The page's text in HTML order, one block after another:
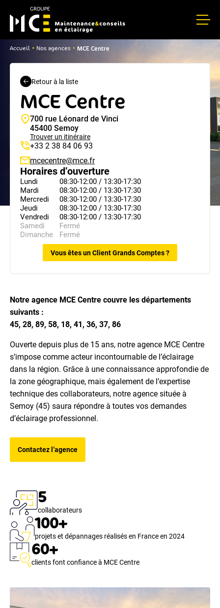
Accueil • Nos agences • MCE Centre
Retour à la liste
MCE Centre
700 rue Léonard de Vinci
45400 Semoy
Trouver un itinéraire
+33 2 38 84 06 93
mcecentre@mce.fr
Horaires d’ouverture
Lundi
08:30-12:00 / 13:30-17:30
Mardi
08:30-12:00 / 13:30-17:30
Mercredi
08:30-12:00 / 13:30-17:30
Jeudi
08:30-12:00 / 13:30-17:30
Vendredi
08:30-12:00 / 13:30-17:30
Samedi
Fermé
Dimanche
Fermé
Vous êtes un Client Grands Comptes ?
Notre agence MCE Centre couvre les départements
suivants :
45, 28, 89, 58, 18, 41, 36, 37, 86
Ouverte depuis plus de 15 ans, notre agence MCE Centre
s’impose comme acteur incontournable de l’éclairage
dans la région. Grâce à une connaissance approfondie de
la zone géographique, mais également de l’expertise
technique des collaborateurs, notre agence située à
Semoy (45) saura répondre à toutes vos demandes
d’éclairage professionnel.
Contactez l’agence
5
collaborateurs
100+
projets et dépannages réalisés en France en 2024
60+
clients font confiance à MCE Centre